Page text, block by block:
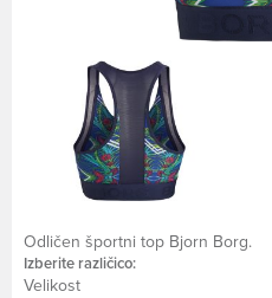
Odličen športni top Bjorn Borg.
Izberite različico:
Velikost